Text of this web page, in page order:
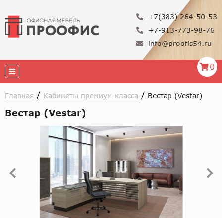
+7(383) 264-50-53
+7-913-773-98-76
info@proofis54.ru
0
Главная / Кабинеты премиум-класса / Вестар (Vestar)
Вестар (Vestar)